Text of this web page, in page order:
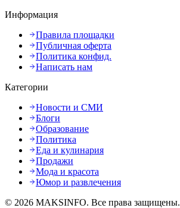
Информация
Правила площадки
Публичная оферта
Политика конфид.
Написать нам
Категории
Новости и СМИ
Блоги
Образование
Политика
Еда и кулинария
Продажи
Мода и красота
Юмор и развлечения
© 2026 MAKSINFO. Все права защищены.